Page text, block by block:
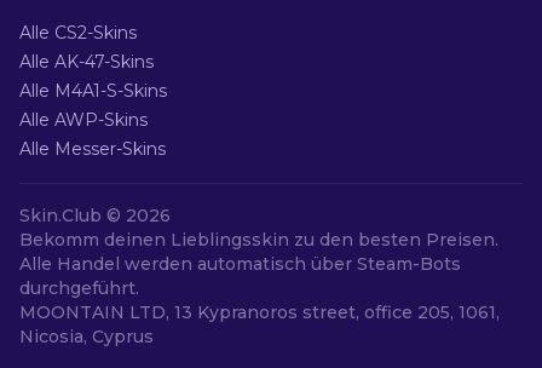
Alle CS2-Skins
Alle AK-47-Skins
Alle M4A1-S-Skins
Alle AWP-Skins
Alle Messer-Skins
Skin.Club © 2026
Bekomm deinen Lieblingsskin zu den besten Preisen.
Alle Handel werden automatisch über Steam-Bots
durchgeführt.
MOONTAIN LTD, 13 Kypranoros street, office 205, 1061,
Nicosia, Cyprus